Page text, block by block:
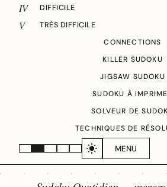
MENU
IV DIFFICILE
V
TRÈS DIFFICILE
CONNECTIONS
KILLER SUDOKU
JIGSAW SUDOKU
SUDOKU À
SOLVEUR DE
TECHNIQUES DE